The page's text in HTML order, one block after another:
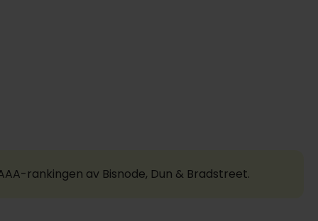
rankingen av Bisnode, Dun & Bradstreet.